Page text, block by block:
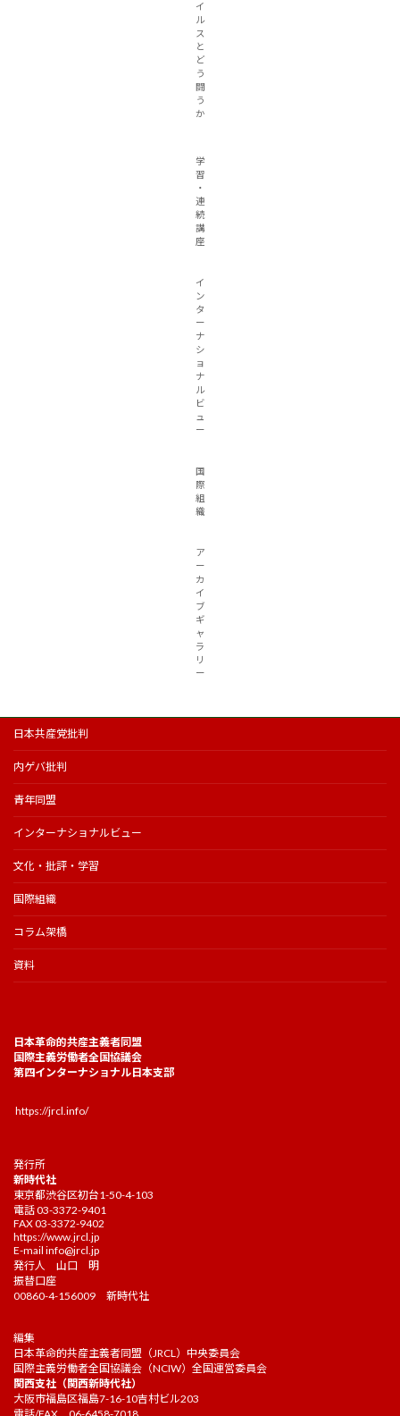
イ
ル
ス
と
ど
う
闘
う
か
学
習
・
連
続
講
座
イ
ン
タ
ー
ナ
シ
ョ
ナ
ル
ビ
ュ
ー
国
際
組
織
ア
ー
カ
イ
ブ
ギ
ャ
ラ
リ
ー
日本共産党批判
内ゲバ批判
青年同盟
インターナショナルビュー
文化・批評・学習
国際組織
コラム架橋
資料
日本革命的共産主義者同盟
国際主義労働者全国協議会
第四インターナショナル日本支部
https://jrcl.info/
発行所
新時代社
東京都渋谷区初台1-50-4-103
電話 03-3372-9401
FAX 03-3372-9402
https://www.jrcl.jp
E-mail info@jrcl.jp
発行人 山口 明
振替口座
00860-4-156009 新時代社
編集
日本革命的共産主義者同盟（JRCL）中央委員会
国際主義労働者全国協議会（NCIW）全国運営委員会
関西支社（関西新時代社）
大阪市福島区福島7-16-10吉村ビル203